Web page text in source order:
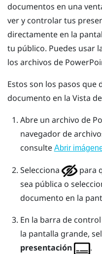
documentos en una
ver y controlar tus
directamente en la
tu público. Puedes usar
los archivos de
Estos son los pasos
documento en la Vista
Abre un archivo de
navegador de
consulte Abrir
Selecciona
para
sea pública o
documento en la
En la barra de
la pantalla grande,
presentación
.